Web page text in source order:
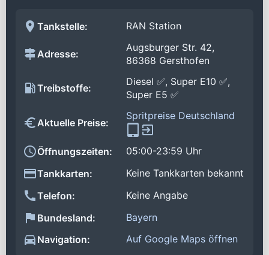
Tankstelle: RAN Station
Adresse:
Augsburger Str. 42,
86368 Gersthofen
Treibstoffe:
Diesel ✅, Super E10 ✅,
Super E5 ✅
Aktuelle Preise:
Spritpreise Deutschland
Öffnungszeiten:
05:00-23:59 Uhr
Tankkarten:
Keine Tankkarten bekannt
Telefon:
Keine Angabe
Bundesland:
Bayern
Navigation:
Auf Google Maps öffnen